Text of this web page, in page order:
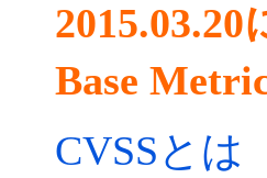
Base
CVSSとは